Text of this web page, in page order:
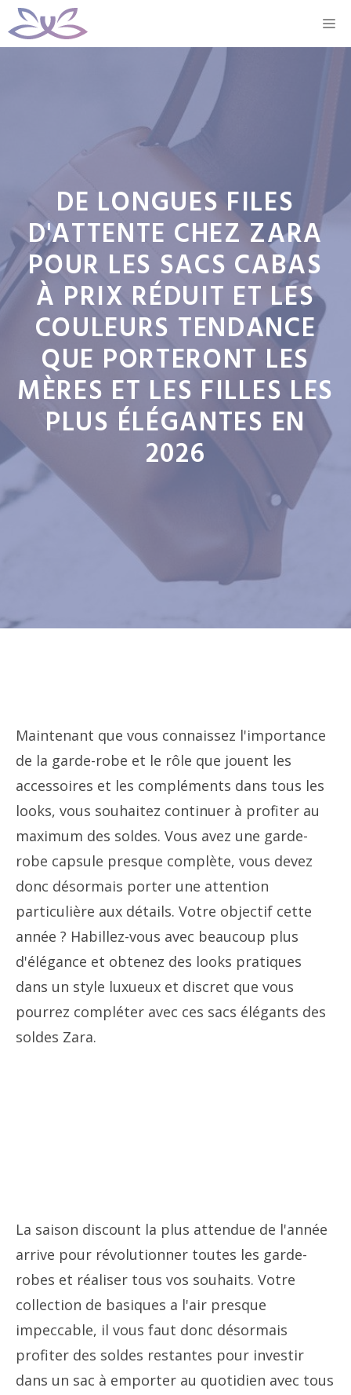
Aller
au
DE LONGUES FILES
D'ATTENTE CHEZ ZARA
POUR LES SACS CABAS
À PRIX RÉDUIT ET LES
COULEURS TENDANCE
QUE PORTERONT LES
MÈRES ET LES FILLES LES
PLUS ÉLÉGANTES EN
2026
Maintenant que vous connaissez l'importance
de la garde-robe et le rôle que jouent les
accessoires et les compléments dans tous les
looks, vous souhaitez continuer à profiter au
maximum des soldes. Vous avez une garde-
robe capsule presque complète, vous devez
donc désormais porter une attention
particulière aux détails. Votre objectif cette
année ? Habillez-vous avec beaucoup plus
d'élégance et obtenez des looks pratiques
dans un style luxueux et discret que vous
pourrez compléter avec ces sacs élégants des
soldes Zara.
La saison discount la plus attendue de l'année
arrive pour révolutionner toutes les garde-
robes et réaliser tous vos souhaits. Votre
collection de basiques a l'air presque
impeccable, il vous faut donc désormais
profiter des soldes restantes pour investir
dans un sac à emporter au quotidien avec tous